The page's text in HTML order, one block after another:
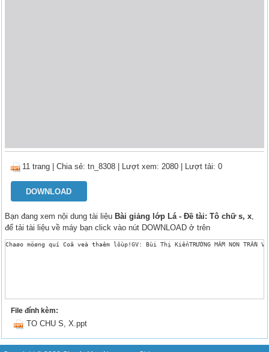
11 trang |Chia sẻ:tn_8308 | Lượt xem: 2080 | Lượt tải: 0
DOWNLOAD
Bạn đang xem nội dung tài liệu Bài giảng lớp Lá - Đề tài: Tô chữ s, x,
để tải tài liệu về máy bạn click vào nút DOWNLOAD ở trên
Chaøo möøng quí Coâ veà thaêm lôùp!GV: Bùi Thị KiểnTRƯỜNG MẦM
File đính kèm:
TO CHU S, X.ppt